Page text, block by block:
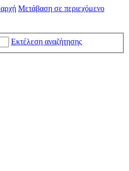
αρχή Μετάβαση σε περιεχόμενο
Εκτέλεση αναζήτησης